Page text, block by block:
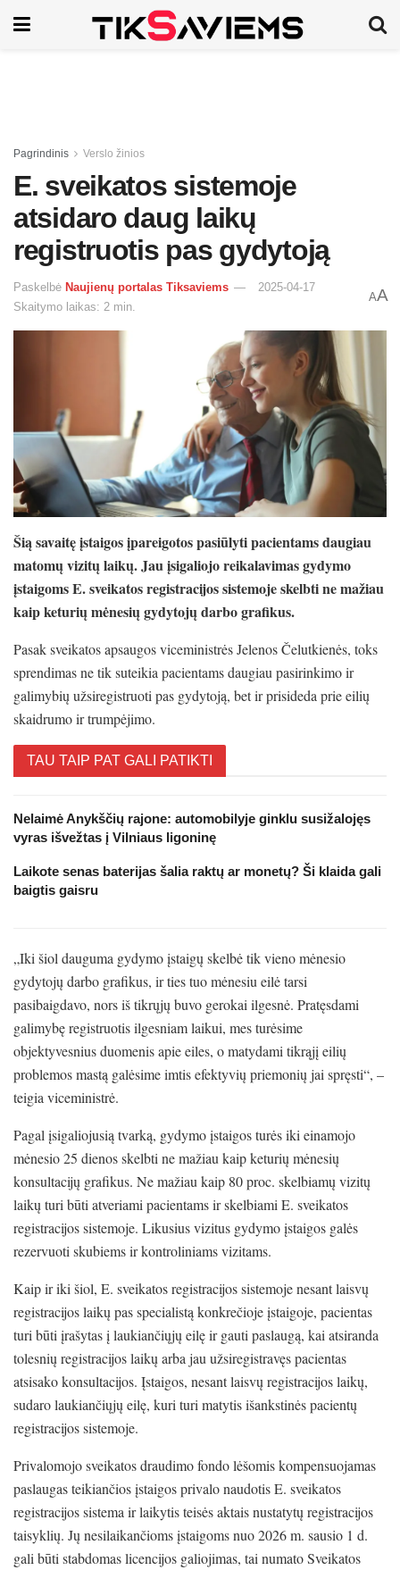
Pagrindinis Verslo žinios
E. sveikatos sistemoje
atsidaro daug laikų
registruotis pas gydytoją
Paskelbė Naujienų portalas Tiksaviems
2025-04-17
Skaitymo laikas: 2 min.
AA
Šią savaitę įstaigos įpareigotos pasiūlyti pacientams daugiau
matomų vizitų laikų. Jau įsigaliojo reikalavimas gydymo
įstaigoms E. sveikatos registracijos sistemoje skelbti ne mažiau
kaip keturių mėnesių gydytojų darbo grafikus.
Pasak sveikatos apsaugos viceministrės Jelenos Čelutkienės, toks
sprendimas ne tik suteikia pacientams daugiau pasirinkimo ir
galimybių užsiregistruoti pas gydytoją, bet ir prisideda prie eilių
skaidrumo ir trumpėjimo.
TAU TAIP PAT GALI PATIKTI
Nelaimė Anykščių rajone: automobilyje ginklu susižalojęs
vyras išvežtas į Vilniaus ligoninę
Laikote senas baterijas šalia raktų ar monetų? Ši klaida gali
baigtis gaisru
„Iki šiol dauguma gydymo įstaigų skelbė tik vieno mėnesio
gydytojų darbo grafikus, ir ties tuo mėnesiu eilė tarsi
pasibaigdavo, nors iš tikrųjų buvo gerokai ilgesnė. Pratęsdami
galimybę registruotis ilgesniam laikui, mes turėsime
objektyvesnius duomenis apie eiles, o matydami tikrąjį eilių
problemos mastą galėsime imtis efektyvių priemonių jai spręsti“, –
teigia viceministrė.
Pagal įsigaliojusią tvarką, gydymo įstaigos turės iki einamojo
mėnesio 25 dienos skelbti ne mažiau kaip keturių mėnesių
konsultacijų grafikus. Ne mažiau kaip 80 proc. skelbiamų vizitų
laikų turi būti atveriami pacientams ir skelbiami E. sveikatos
registracijos sistemoje. Likusius vizitus gydymo įstaigos galės
rezervuoti skubiems ir kontroliniams vizitams.
Kaip ir iki šiol, E. sveikatos registracijos sistemoje nesant laisvų
registracijos laikų pas specialistą konkrečioje įstaigoje, pacientas
turi būti įrašytas į laukiančiųjų eilę ir gauti paslaugą, kai atsiranda
tolesnių registracijos laikų arba jau užsiregistravęs pacientas
atsisako konsultacijos. Įstaigos, nesant laisvų registracijos laikų,
sudaro laukiančiųjų eilę, kuri turi matytis išankstinės pacientų
registracijos sistemoje.
Privalomojo sveikatos draudimo fondo lėšomis kompensuojamas
paslaugas teikiančios įstaigos privalo naudotis E. sveikatos
registracijos sistema ir laikytis teisės aktais nustatytų registracijos
taisyklių. Jų nesilaikančioms įstaigoms nuo 2026 m. sausio 1 d.
gali būti stabdomas licencijos galiojimas, tai numato Sveikatos